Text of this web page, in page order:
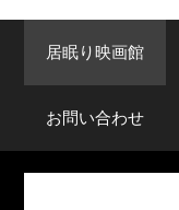
ス
居眠り映画館
お問い合わせ